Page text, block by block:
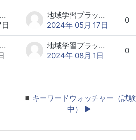
地域学習プラットフォーム研究会 事務局
地域学習プラットフォーム研究会 事務局
2024年 05月 17日
0
地域学習プラットフォーム研究会 事務局
地域学習プラットフォーム研究会 事務局
2024年 08月 1日
0
◾️キーワードウォッチャー（試験
中） ▶︎